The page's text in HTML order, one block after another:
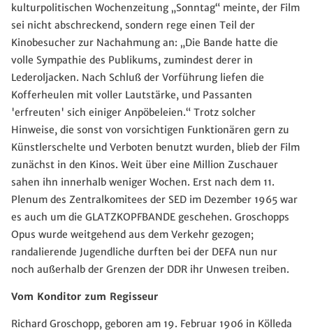
kulturpolitischen Wochenzeitung „Sonntag“ meinte, der Film
sei nicht abschreckend, sondern rege einen Teil der
Kinobesucher zur Nachahmung an: „Die Bande hatte die
volle Sympathie des Publikums, zumindest derer in
Lederoljacken. Nach Schluß der Vorführung liefen die
Kofferheulen mit voller Lautstärke, und Passanten
'erfreuten' sich einiger Anpöbeleien.“ Trotz solcher
Hinweise, die sonst von vorsichtigen Funktionären gern zu
Künstlerschelte und Verboten benutzt wurden, blieb der Film
zunächst in den Kinos. Weit über eine Million Zuschauer
sahen ihn innerhalb weniger Wochen. Erst nach dem 11.
Plenum des Zentralkomitees der SED im Dezember 1965 war
es auch um die GLATZKOPFBANDE geschehen. Groschopps
Opus wurde weitgehend aus dem Verkehr gezogen;
randalierende Jugendliche durften bei der DEFA nun nur
noch außerhalb der Grenzen der DDR ihr Unwesen treiben.
Vom Konditor zum Regisseur
Richard Groschopp, geboren am 19. Februar 1906 in Kölleda